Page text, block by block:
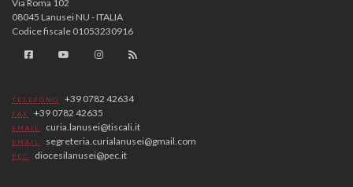
Via Roma 102
08045 Lanusei NU - ITALIA
Codice fiscale 01053230916
TELEFONO +39 0782 42634
FAX +39 0782 42635
EMAIL curia.lanusei@tiscali.it
EMAIL segreteria.curialanusei@gmail.com
PEC diocesilanusei@pec.it